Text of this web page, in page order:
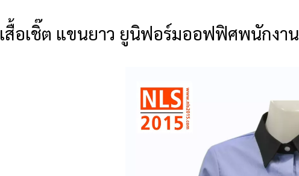
เสื้อเชิ๊ต แขนยาว ยูนิฟอร์มออฟฟิศพนักงาน